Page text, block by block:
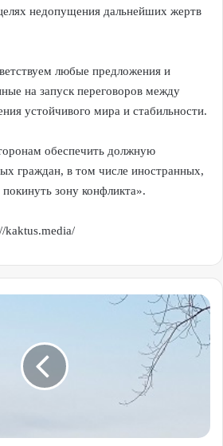
недопущения дальнейших жертв
любые предложения и
на запуск переговоров между
устойчивого мира и стабильности.
обеспечить должную
граждан, в том числе иностранных,
зону конфликта».
kaktus.media/